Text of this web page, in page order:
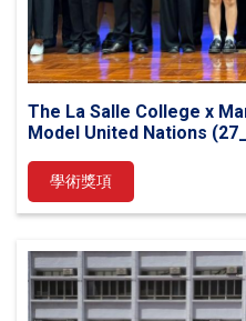
The La Salle College x
Model United Nations
學術獎項